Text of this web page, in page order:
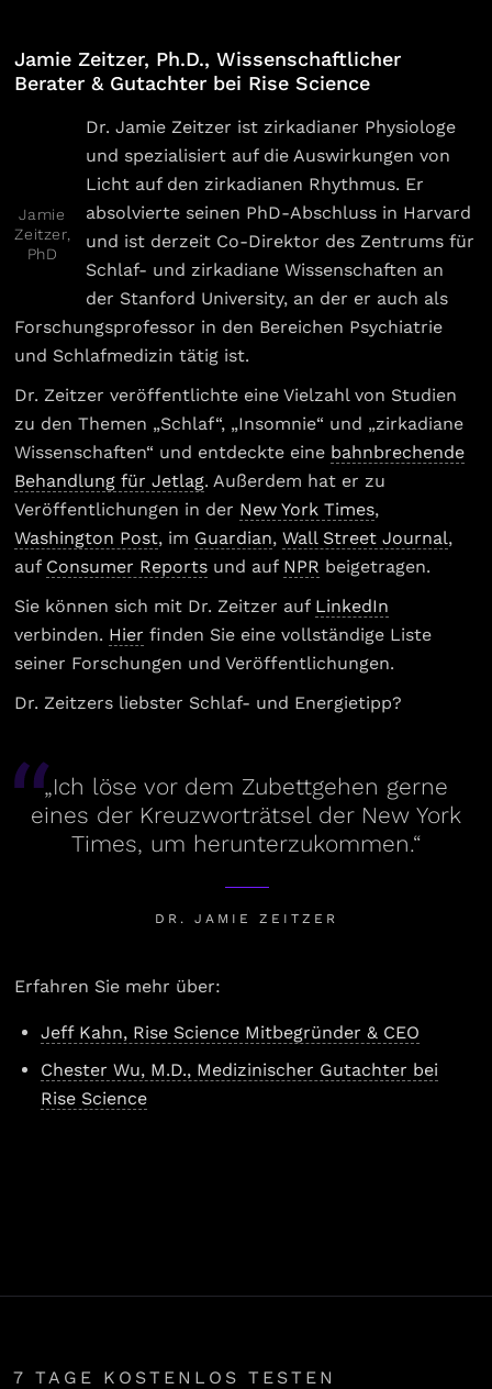
Jamie Zeitzer, Ph.D., Wissenschaftlicher
Berater & Gutachter bei Rise Science
Jamie
Zeitzer,
PhD
Dr. Jamie Zeitzer ist zirkadianer Physiologe
und spezialisiert auf die Auswirkungen von
Licht auf den zirkadianen Rhythmus. Er
absolvierte seinen PhD-Abschluss in Harvard
und ist derzeit Co-Direktor des Zentrums für
Schlaf- und zirkadiane Wissenschaften an
der Stanford University, an der er auch als
Forschungsprofessor in den Bereichen Psychiatrie
und Schlafmedizin tätig ist.
Dr. Zeitzer veröffentlichte eine Vielzahl von Studien
zu den Themen „Schlaf“, „Insomnie“ und „zirkadiane
Wissenschaften“ und entdeckte eine bahnbrechende
Behandlung für Jetlag. Außerdem hat er zu
Veröffentlichungen in der New York Times,
Washington Post, im Guardian,Wall Street Journal,
auf Consumer Reports und auf NPR beigetragen.
Sie können sich mit Dr. Zeitzer auf LinkedIn
verbinden. Hier finden Sie eine vollständige Liste
seiner Forschungen und Veröffentlichungen.
Dr. Zeitzers liebster Schlaf- und Energietipp?
„Ich löse vor dem Zubettgehen gerne
eines der Kreuzworträtsel der New York
Times, um herunterzukommen.“
DR. JAMIE ZEITZER
Erfahren Sie mehr über:
Jeff Kahn, Rise Science Mitbegründer & CEO
Chester Wu, M.D., Medizinischer Gutachter bei
Rise Science
7 TAGE KOSTENLOS TESTEN